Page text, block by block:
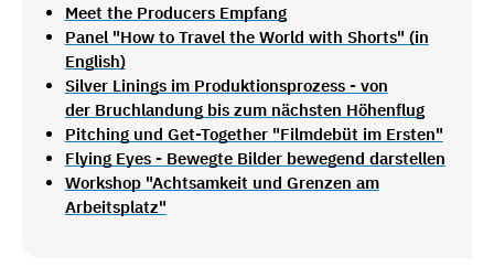
Meet the Producers Empfang
Panel "How to Travel the World with Shorts" (in
English)
Silver Linings im Produktionsprozess - von
der Bruchlandung bis zum nächsten Höhenflug
Pitching und Get-Together "Filmdebüt im Ersten"
Flying Eyes - Bewegte Bilder bewegend darstellen
Workshop "Achtsamkeit und Grenzen am
Arbeitsplatz"